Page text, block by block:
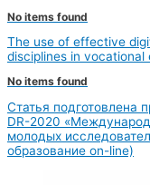
No items found
The use of effective
disciplines in vocational
No items found
Статья подготовлена
DR-2020
молодых
образование on-line)